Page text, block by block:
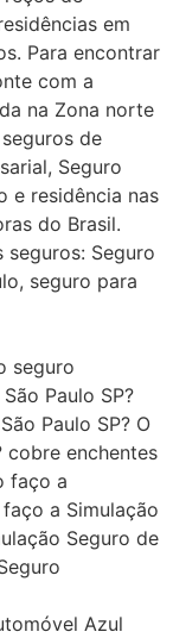
em
Para encontrar
com a
na Zona norte
de
Seguro
e residência nas
do Brasil.
Seguro
seguro para
seguro
Paulo SP?
Paulo SP? O
cobre enchentes
faço a
a Simulação
Seguro de
Azul